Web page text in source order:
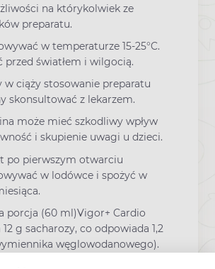
na którykolwiek ze
preparatu.
w temperaturze 15-25°C.
przed światłem i wilgocią.
w ciąży stosowanie preparatu
skonsultować z lekarzem.
może mieć szkodliwy wpływ
i skupienie uwagi u dzieci.
po pierwszym otwarciu
w lodówce i spożyć w
porcja (60 ml)Vigor+ Cardio
12 g sacharozy, co odpowiada 1,2
węglowodanowego).